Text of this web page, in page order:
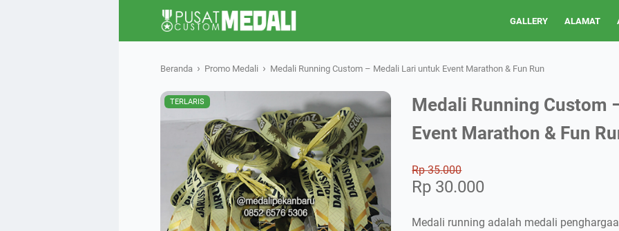
GALLERY ALAMAT
Beranda › Promo Medali › Medali Running Custom – Medali Lari untuk Event Marathon & Fun Run
Medali Running Custom
Event Marathon & Fun
TERLARIS
Rp 35.000
Rp 30.000
Medali running adalah medali